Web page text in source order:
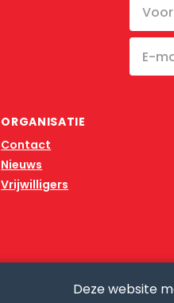
ORGANISATIE
Contact
Nieuws
Vrijwilligers
Deze website